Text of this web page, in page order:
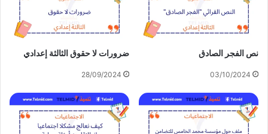
نص الفجر الصادق
03/10/2024
ضرورات لا حقوق الثالثة إعدادي
28/09/2024